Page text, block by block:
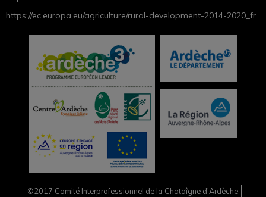
https://ec.europa.eu/agriculture/rural-development-2014-2020_fr
©2017 Comité Interprofessionnel de la Chataîgne d'Ardèche